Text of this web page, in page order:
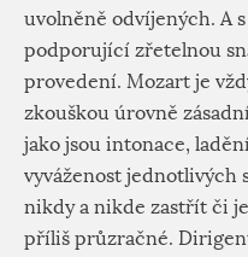
uvolněně odvíjených. A
podporující zřetelnou
provedení. Mozart je
zkouškou úrovně
jako jsou intonace,
vyváženost jednotlivých
nikdy a nikde zastřít či
příliš průzračné.